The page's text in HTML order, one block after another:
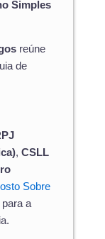
Simples
reúne
de
, CSLL
Sobre
a